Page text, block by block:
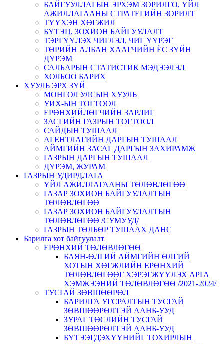
БАЙГУУЛЛАГЫН ЭРХЭМ ЗОРИЛГО, ҮЙЛ
АЖИЛЛАГААНЫ СТРАТЕГИЙН ЗОРИЛТ
ТҮҮХЭН ХӨГЖИЛ
БҮТЭЦ, ЗОХИОН БАЙГУУЛАЛТ
ТЭРГҮҮЛЭХ ЧИГЛЭЛ, ЧИГ ҮҮРЭГ
ТӨРИЙН АЛБАН ХААГЧИЙН ЁС ЗҮЙН
ДҮРЭМ
САЛБАРЫН СТАТИСТИК МЭДЭЭЛЭЛ
ХОЛБОО БАРИХ
ХУУЛЬ ЭРХ ЗҮЙ
МОНГОЛ УЛСЫН ХУУЛЬ
УИХ-ЫН ТОГТООЛ
ЕРӨНХИЙЛӨГЧИЙН ЗАРЛИГ
ЗАСГИЙН ГАЗРЫН ТОГТООЛ
САЙДЫН ТУШААЛ
АГЕНТЛАГИЙН ДАРГЫН ТУШААЛ
АЙМГИЙН ЗАСАГ ДАРГЫН ЗАХИРАМЖ
ГАЗРЫН ДАРГЫН ТУШААЛ
ДҮРЭМ, ЖУРАМ
ГАЗРЫН УДИРДЛАГА
ҮЙЛ АЖИЛЛАГААНЫ ТӨЛӨВЛӨГӨӨ
ГАЗАР ЗОХИОН БАЙГУУЛАЛТЫН
ТӨЛӨВЛӨГӨӨ
ГАЗАР ЗОХИОН БАЙГУУЛАЛТЫН
ТӨЛӨВЛӨГӨӨ /СУМУУД/
ГАЗРЫН ТӨЛБӨР ТУШААХ ДАНС
Барилга хот байгуулалт
ЕРӨНХИЙ ТӨЛӨВЛӨГӨӨ
БАЯН-ӨЛГИЙ АЙМГИЙН ӨЛГИЙ
ХОТЫН ХӨГЖЛИЙН ЕРӨНХИЙ
ТӨЛӨВЛӨГӨӨГ ХЭРЭГЖҮҮЛЭХ АРГА
ХЭМЖЭЭНИЙ ТӨЛӨВЛӨГӨӨ /2021-2024/
ТУСГАЙ ЗӨВШӨӨРӨЛ
БАРИЛГА УГСРАЛТЫН ТУСГАЙ
ЗӨВШӨӨРӨЛТЭЙ ААНБ-УУД
ЗУРАГ ТӨСЛИЙН ТУСГАЙ
ЗӨВШӨӨРӨЛТЭЙ ААНБ-УУД
БҮТЭЭГДЭХҮҮНИЙГ ТОХИРЛЫН